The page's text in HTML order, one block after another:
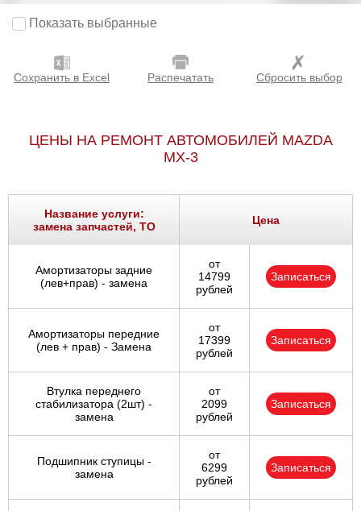
Показать выбранные
Сохранить в Excel Распечатать Сбросить выбор
ЦЕНЫ НА РЕМОНТ АВТОМОБИЛЕЙ MAZDA
MX-3
Название услуги:
замена запчастей, ТО
Цена
Амортизаторы задние
(лев+прав) - замена
от
14799
рублей
Записаться
Амортизаторы передние
(лев + прав) - Замена
от
17399
рублей
Записаться
Втулка переднего
стабилизатора (2шт) -
замена
от
2099
рублей
Записаться
Подшипник ступицы -
замена
от
6299
рублей
Записаться